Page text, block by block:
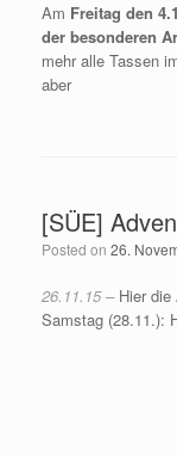
Am Freitag den
der besonderen
mehr alle Tassen
aber
[SÜE]
Posted on 26.
26.11.15 –Hier die
Samstag (28.11.):